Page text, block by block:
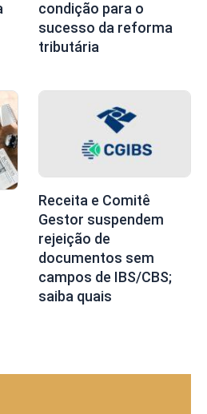
condição para o
sucesso da reforma
tributária
Receita e Comitê
Gestor suspendem
rejeição de
documentos sem
campos de IBS/CBS;
saiba quais